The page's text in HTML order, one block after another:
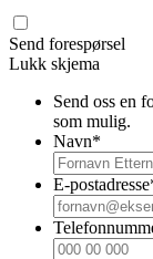
Send forespørsel
Lukk skjema
Send oss en
som mulig.
Navn*
E-postadresse